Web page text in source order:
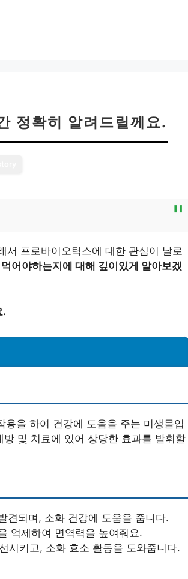
정확히 알려드릴께요.
서 프로바이오틱스에 대한 관심이 날로
어야하는지에 대해 깊이있게 알아보겠
.
용을 하여 건강에 도움을 주는 미생물입
및 치료에 있어 상당한 효과를 발휘할
견되며, 소화 건강에 도움을 줍니다.
억제하여 면역력을 높여줘요.
시키고, 소화 효소 활동을 도와줍니다.